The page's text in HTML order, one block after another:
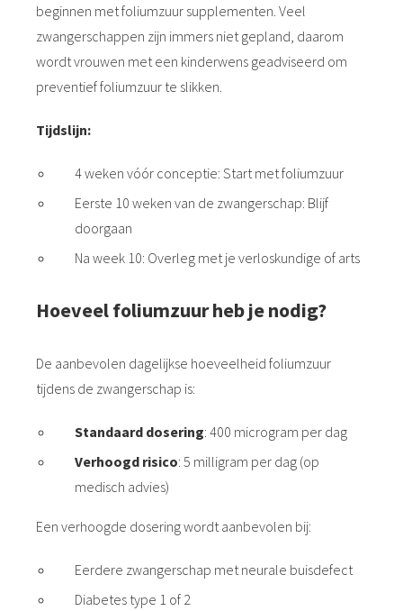
beginnen met foliumzuur supplementen. Veel
zwangerschappen zijn immers niet gepland, daarom
wordt vrouwen met een kinderwens geadviseerd om
preventief foliumzuur te slikken.
Tijdslijn:
4 weken vóór conceptie: Start met foliumzuur
Eerste 10 weken van de zwangerschap: Blijf
doorgaan
Na week 10: Overleg met je verloskundige of arts
Hoeveel foliumzuur heb je nodig?
De aanbevolen dagelijkse hoeveelheid foliumzuur
tijdens de zwangerschap is:
Standaard dosering: 400 microgram per dag
Verhoogd risico: 5 milligram per dag (op
medisch advies)
Een verhoogde dosering wordt aanbevolen bij:
Eerdere zwangerschap met neurale buisdefect
Diabetes type 1 of 2